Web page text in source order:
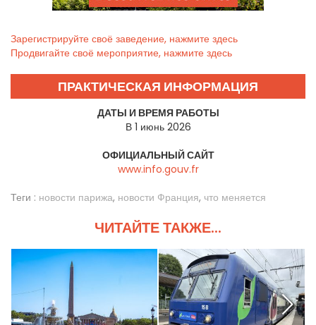
Зарегистрируйте своё заведение, нажмите здесь
Продвигайте своё мероприятие, нажмите здесь
ПРАКТИЧЕСКАЯ ИНФОРМАЦИЯ
ДАТЫ И ВРЕМЯ РАБОТЫ
В 1 июнь 2026
ОФИЦИАЛЬНЫЙ САЙТ
www.info.gouv.fr
Теги : новости парижа, новости Франция, что меняется
ЧИТАЙТЕ ТАКЖЕ...